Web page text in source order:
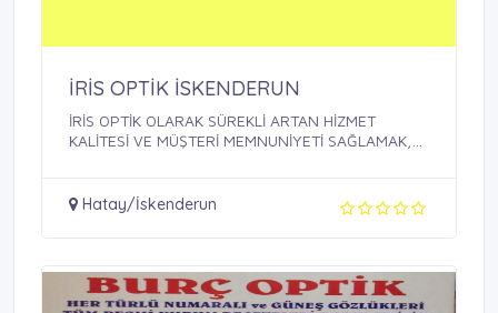
İRİS OPTİK İSKENDERUN
İRİS OPTİK OLARAK SÜREKLİ ARTAN HİZMET
KALİTESİ VE MÜŞTERİ MEMNUNİYETİ SAĞLAMAK,
Hatay/İskenderun